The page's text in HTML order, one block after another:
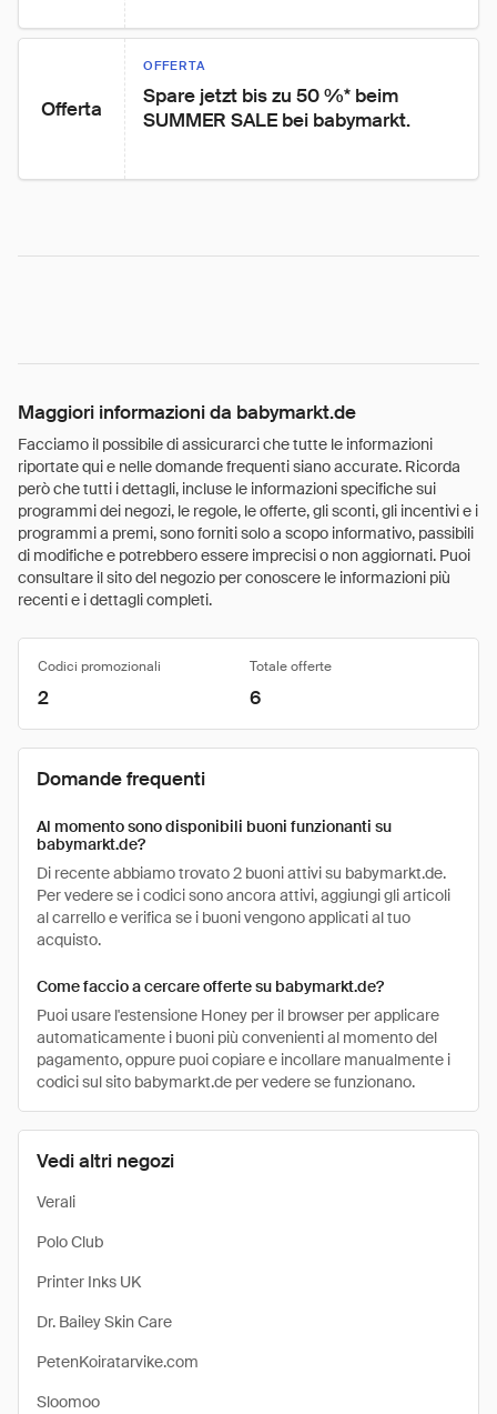
Offerta
OFFERTA
Spare jetzt bis zu 50 %* beim
SUMMER SALE bei babymarkt.
Maggiori informazioni da babymarkt.de
Facciamo il possibile di assicurarci che tutte le informazioni
riportate qui e nelle domande frequenti siano accurate. Ricorda
però che tutti i dettagli, incluse le informazioni specifiche sui
programmi dei negozi, le regole, le offerte, gli sconti, gli incentivi e i
programmi a premi, sono forniti solo a scopo informativo, passibili
di modifiche e potrebbero essere imprecisi o non aggiornati. Puoi
consultare il sito del negozio per conoscere le informazioni più
recenti e i dettagli completi.
Vedi altri negozi
Verali
Polo Club
Printer Inks UK
Dr. Bailey Skin Care
PetenKoiratarvike.com
Sloomoo
Codici promozionali Totale offerte
2 6
Domande frequenti
Al momento sono disponibili buoni funzionanti su
babymarkt.de?
Di recente abbiamo trovato 2 buoni attivi su babymarkt.de.
Per vedere se i codici sono ancora attivi, aggiungi gli articoli
al carrello e verifica se i buoni vengono applicati al tuo
acquisto.
Come faccio a cercare offerte su babymarkt.de?
Puoi usare l'estensione Honey per il browser per applicare
automaticamente i buoni più convenienti al momento del
pagamento, oppure puoi copiare e incollare manualmente i
codici sul sito babymarkt.de per vedere se funzionano.